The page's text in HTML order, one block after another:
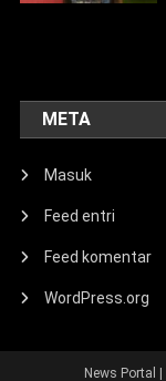
META
Masuk
Feed entri
Feed komentar
WordPress.org
News Portal